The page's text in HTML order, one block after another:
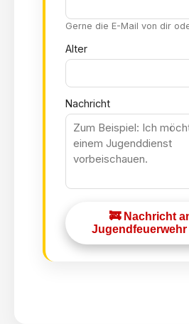
Gerne die E-Mail von dir
Alter
Nachricht
🚒 Nachricht
Jugendfeuerwehr